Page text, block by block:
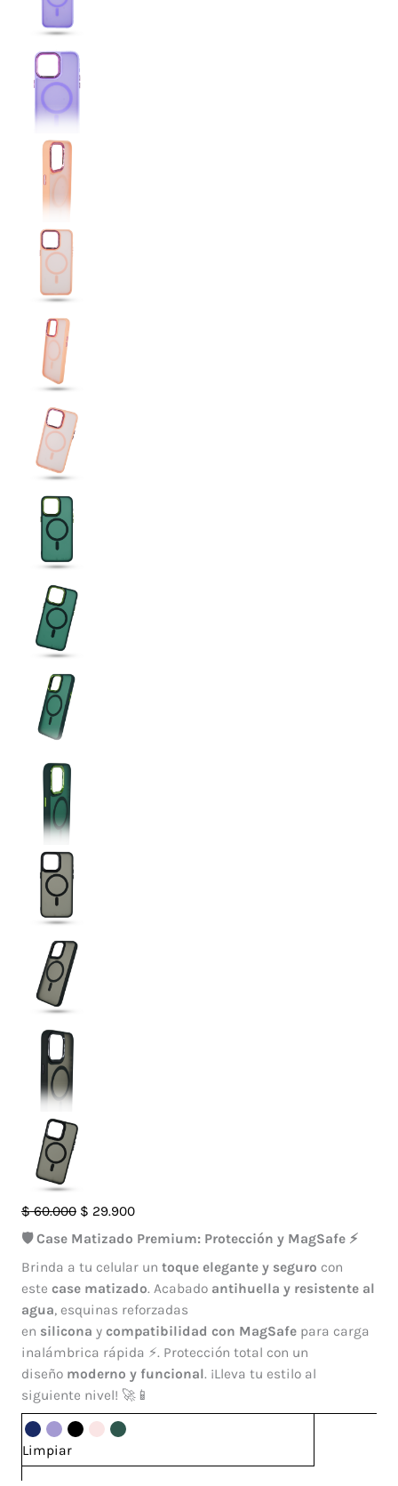
$60.000 El
precio
era:
$ 60.000.
$ 29.900El
precio
es:
$ 29.900.
🛡️ Case Matizado Premium: Protección y MagSafe ⚡
Brinda a tu celular un toque elegante y seguro con
este case matizado. Acabado antihuella y resistente al
agua, esquinas reforzadas
en silicona y compatibilidad con MagSafepara carga
inalámbrica rápida ⚡. Protección total con un
diseño moderno y funcional. ¡Lleva tu estilo al
siguiente nivel! 🚀📱
Limpiar
Case
Francia
Iphone
15
Pro
Max
cantidad